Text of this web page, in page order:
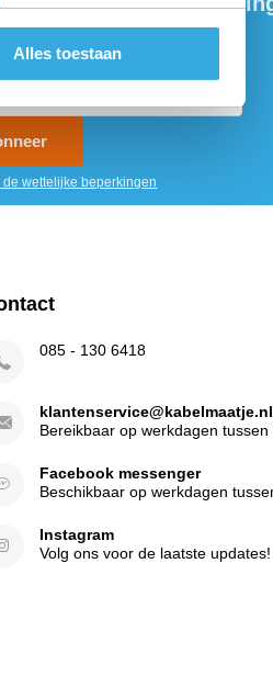
Alles toestaan
de wettelijke beperkingen
085 - 130 6418
klantenservice@kabelmaatje.nl
Bereikbaar op werkdagen
Facebook messenger
Beschikbaar op werkdagen
Instagram
Volg ons voor de laatste updates!